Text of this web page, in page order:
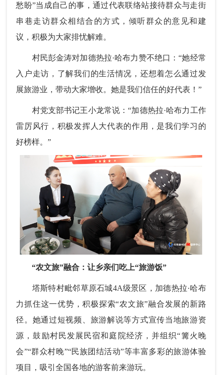
愁盼”当成自己的事，通过代表联络站接待群众与走街
串巷走访群众相结合的方式，倾听群众的意见和建
议，积极为大家排忧解难。
村民彭金涛对加德热拉·哈布力赞不绝口：“她经常
入户走访，了解我们的生活情况，还想着怎么通过发
展旅游业，带动大家增收。她是我们信任的好代表！”
村党支部书记王小龙常说：“加德热拉·哈布力 工作
雷厉风行，积极发挥人大代表的作用，是我们学习的
好榜样。”
“农文旅”融合：让乡亲们吃上“旅游饭”
塔斯特村毗邻草原石城4A级景区， 加德热拉·哈布
力抓住这一优势，积极探索“农文旅”融合发展的新路
径。她通过短视频、旅游解说等方式宣传当地旅游资
源，鼓励村民发展民宿和庭院经济，并组织“篝火晚
会”“群众村晚”“民族团结活动”等丰富多彩的旅游体验
项目，吸引全国各地的游客前来游玩。